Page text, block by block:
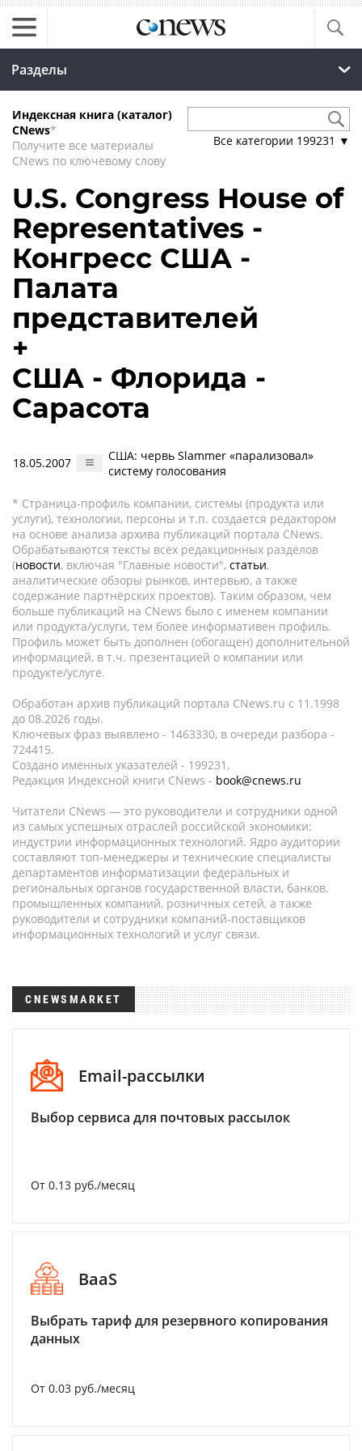
Разделы
Индексная книга (каталог)
CNews*
Получите все материалы
CNews по ключевому слову
Все категории 199231 ▼
U.S. Congress House of
Representatives -
Конгресс США -
Палата
представителей
+
США - Флорида -
Сарасота
18.05.2007
США: червь Slammer «парализовал»
систему голосования
* Страница-профиль компании, системы (продукта или
услуги), технологии, персоны и т.п. создается редактором
на основе анализа архива публикаций портала CNews.
Обрабатываются тексты всех редакционных разделов
(новости, включая "Главные новости", статьи,
аналитические обзоры рынков, интервью, а также
содержание партнёрских проектов). Таким образом, чем
больше публикаций на CNews было с именем компании
или продукта/услуги, тем более информативен профиль.
Профиль может быть дополнен (обогащен) дополнительной
информацией, в т.ч. презентацией о компании или
продукте/услуге.
Обработан архив публикаций портала CNews.ru c 11.1998
до 08.2026 годы.
Ключевых фраз выявлено - 1463330, в очереди разбора -
724415.
Создано именных указателей - 199231.
Редакция Индексной книги CNews - book@cnews.ru
Читатели CNews — это руководители и сотрудники одной
из самых успешных отраслей российской экономики:
индустрии информационных технологий. Ядро аудитории
составляют топ-менеджеры и технические специалисты
департаментов информатизации федеральных и
региональных органов государственной власти, банков,
промышленных компаний, розничных сетей, а также
руководители и сотрудники компаний-поставщиков
информационных технологий и услуг связи.
CNEWSMARKET
Email-рассылки
Выбор сервиса для почтовых рассылок
От 0.13 руб./месяц
BaaS
Выбрать тариф для резервного копирования
данных
От 0.03 руб./месяц